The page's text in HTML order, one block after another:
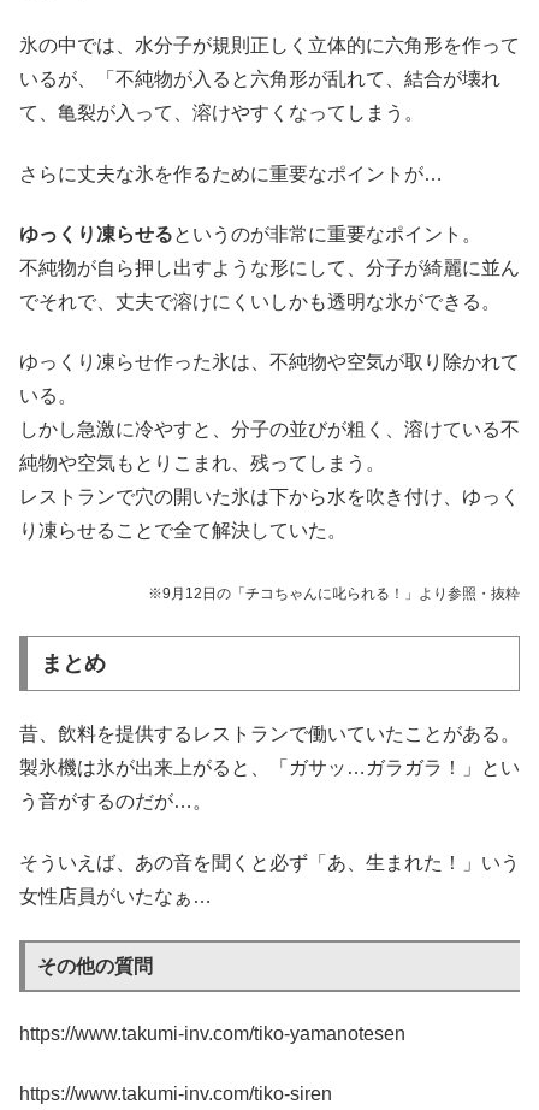
氷の中では、水分子が規則正しく立体的に六角形を作って
いるが、「不純物が入ると六角形が乱れて、結合が壊れ
て、亀裂が入って、溶けやすくなってしまう。
さらに丈夫な氷を作るために重要なポイントが…
ゆっくり凍らせるというのが非常に重要なポイント。
不純物が自ら押し出すような形にして、分子が綺麗に並ん
でそれで、丈夫で溶けにくいしかも透明な氷ができる。
ゆっくり凍らせ作った氷は、不純物や空気が取り除かれて
いる。
しかし急激に冷やすと、分子の並びが粗く、溶けている不
純物や空気もとりこまれ、残ってしまう。
レストランで穴の開いた氷は下から水を吹き付け、ゆっく
り凍らせることで全て解決していた。
※9月12日の「チコちゃんに叱られる！」より参照・抜粋
まとめ
昔、飲料を提供するレストランで働いていたことがある。
製氷機は氷が出来上がると、「ガサッ…ガラガラ！」とい
う音がするのだが…。
そういえば、あの音を聞くと必ず「あ、生まれた！」いう
女性店員がいたなぁ…
その他の質問
https://www.takumi-inv.com/tiko-yamanotesen
https://www.takumi-inv.com/tiko-siren